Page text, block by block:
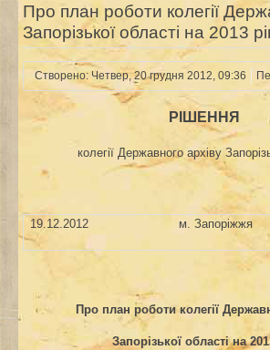
Про план роботи колегії
Запорізької області на 2013
Створено: Четвер, 20 грудня 2012, 09:36
РІШЕННЯ
колегії Державного архіву
19.12.2012 м. Запоріжжя
Про план роботи колегії
Запорізької області на